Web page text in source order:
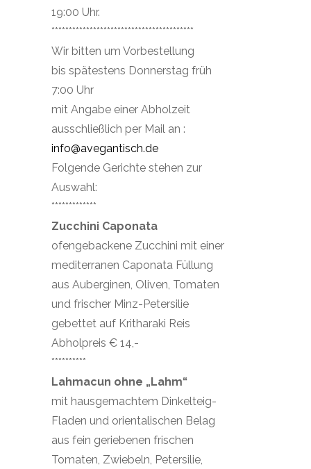
19:00 Uhr.
*****************************************
Wir bitten um Vorbestellung
bis spätestens Donnerstag früh
7:00 Uhr
mit Angabe einer Abholzeit
ausschließlich per Mail an :
info@avegantisch.de
Folgende Gerichte stehen zur
Auswahl:
*************
Zucchini Caponata
ofengebackene Zucchini mit einer
mediterranen Caponata Füllung
aus Auberginen, Oliven, Tomaten
und frischer Minz-Petersilie
gebettet auf Kritharaki Reis
Abholpreis € 14,-
**********
Lahmacun ohne „Lahm“
mit hausgemachtem Dinkelteig-
Fladen und orientalischen Belag
aus fein geriebenen frischen
Tomaten, Zwiebeln, Petersilie,